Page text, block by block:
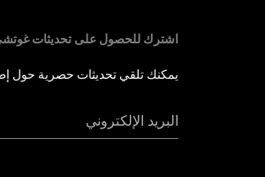
اشترك للحصول على تحديثات
يمكنك تلقي تحديثات حصرية حول
البريد الإلكتروني